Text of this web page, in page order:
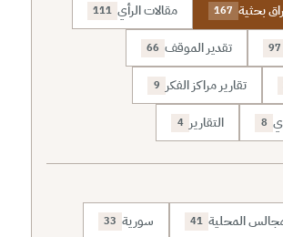
بحثية 167 مقالات الرأي 111
97 تقدير الموقف 66
تقارير مراكز الفكر 9
8 التقارير 4
المحلية 41 سورية 33